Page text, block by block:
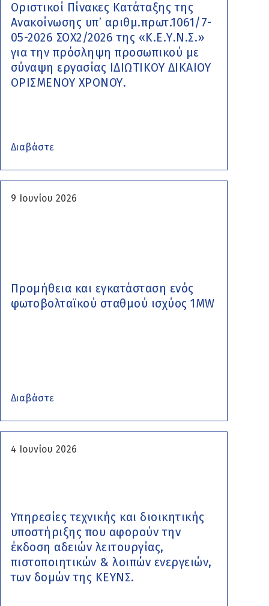
Οριστικοί Πίνακες Κατάταξης της
Ανακοίνωσης υπ’ αριθμ.πρωτ.1061/7-
05-2026 ΣΟΧ2/2026 της «Κ.Ε.Υ.Ν.Σ.»
για την πρόσληψη προσωπικού με
σύναψη εργασίας ΙΔΙΩΤΙΚΟΥ ΔΙΚΑΙΟΥ
ΟΡΙΣΜΕΝΟΥ ΧΡΟΝΟΥ.
Διαβάστε
9 Ιουνίου 2026
Προμήθεια και εγκατάσταση ενός
φωτοβολταϊκού σταθμού ισχύος 1MW
Διαβάστε
4 Ιουνίου 2026
Υπηρεσίες τεχνικής και διοικητικής
υποστήριξης που αφορούν την
έκδοση αδειών λειτουργίας,
πιστοποιητικών & λοιπών ενεργειών,
των δομών της ΚΕΥΝΣ.